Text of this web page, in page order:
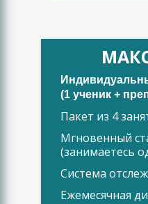
(1 ученик +
Пакет из 4
Мгновенный
(занимаетесь
Система
Ежемесячная